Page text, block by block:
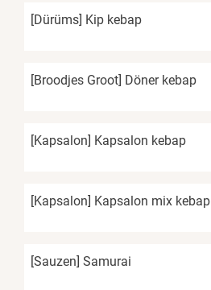
[Dürüms] Kip kebap
[Broodjes Groot] Döner kebap
[Kapsalon] Kapsalon kebap
[Kapsalon] Kapsalon mix kebap
[Sauzen] Samurai